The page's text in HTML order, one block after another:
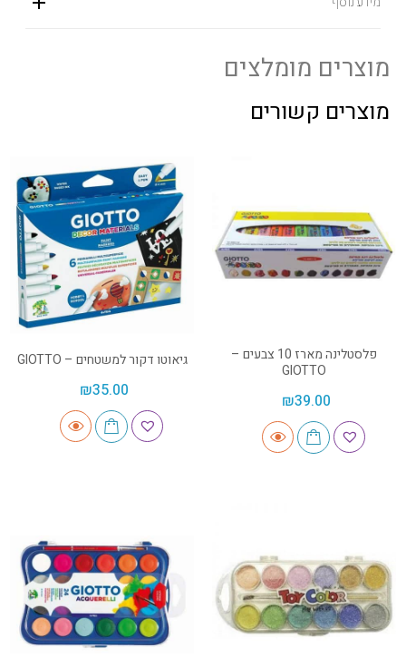
מוצרים מומלצים
מוצרים קשורים
פלסטלינה מארז 10 צבעים –
GIOTTO
₪39.00
גיאוטו דקור למשטחים – GIOTTO
₪35.00